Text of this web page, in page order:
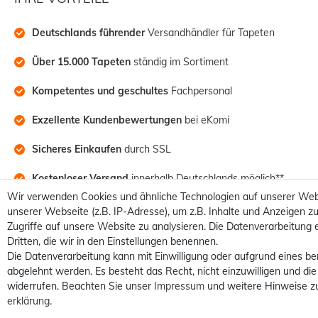
Deutschlands führender Versandhändler für Tapeten
Über 15.000 Tapeten ständig im Sortiment
Kompetentes und geschultes Fachpersonal
Exzellente Kundenbewertungen bei eKomi
Sicheres Einkaufen durch SSL
Kostenloser Versand innerhalb Deutschlands möglich**
Wir verwenden Cookies und ähnliche Technologien auf unserer
unserer Webseite (z.B. IP-Adresse), um z.B. Inhalte und Anzeigen
Zugriffe auf unsere Website zu analysieren. Die
Dritten, die wir in den Einstellungen benennen.
Die Datenverarbeitung kann mit Einwilligung oder aufgrund eines
abgelehnt werden. Es besteht das Recht, nicht einzuwilligen und
widerrufen. Beachten Sie unser Impressum und weitere Hinweise
erklärung.